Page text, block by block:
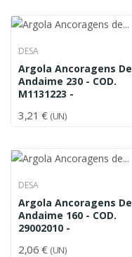
DESA
Argola Ancoragens De
Andaime 230 - COD.
M1131223 -
3,21 € (UN)
DESA
Argola Ancoragens De
Andaime 160 - COD.
29002010 -
2,06 € (UN)